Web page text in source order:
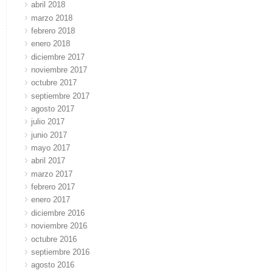
abril 2018
marzo 2018
febrero 2018
enero 2018
diciembre 2017
noviembre 2017
octubre 2017
septiembre 2017
agosto 2017
julio 2017
junio 2017
mayo 2017
abril 2017
marzo 2017
febrero 2017
enero 2017
diciembre 2016
noviembre 2016
octubre 2016
septiembre 2016
agosto 2016